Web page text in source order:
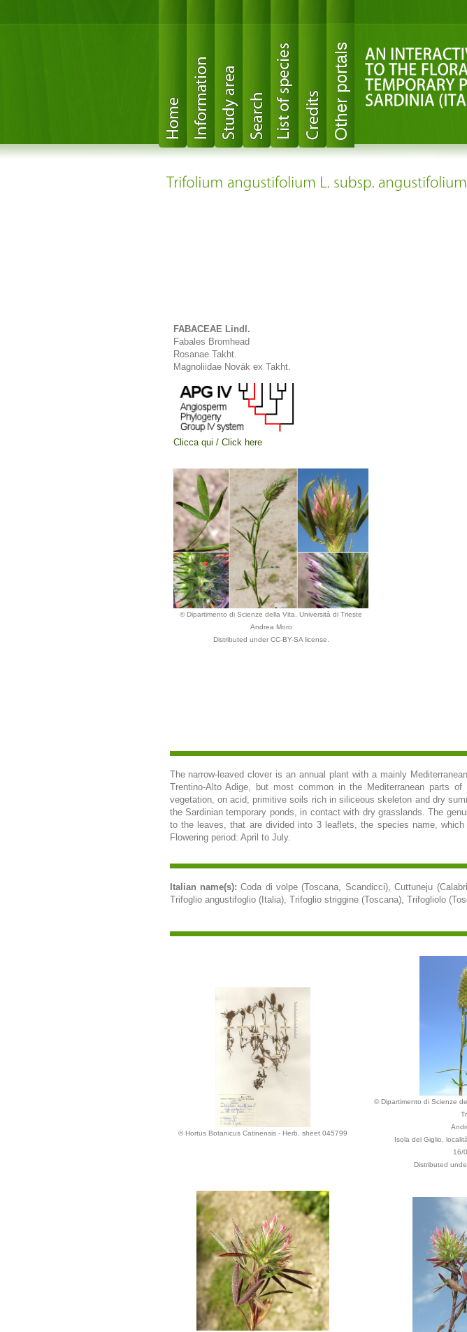
FABACEAE Lindl.
Fabales Bromhead
Rosanae Takht.
Magnoliidae Novák ex Takht.
Clicca qui / Click here
© Dipartimento di Scienze della Vita, Università di Trieste
Andrea Moro
Distributed under CC-BY-SA license.
The narrow-leaved clover is an annual plant with a mainly
Trentino-Alto Adige, but most common in the Mediterranean parts
vegetation, on acid, primitive soils rich in siliceous skeleton and dry
the Sardinian temporary ponds, in contact with dry grasslands. The
to the leaves, that are divided into 3 leaflets, the species name,
Flowering period: April to July.
Italian name(s):Coda di volpe (Toscana, Scandicci), Cuttuneju
Trifoglio angustifoglio (Italia), Trifoglio striggine (Toscana), Trifogliolo
© Hortus Botanicus Catinensis - Herb. sheet 045799
© Dipartimento di Scienze
Isola del Giglio,
16/
Distributed